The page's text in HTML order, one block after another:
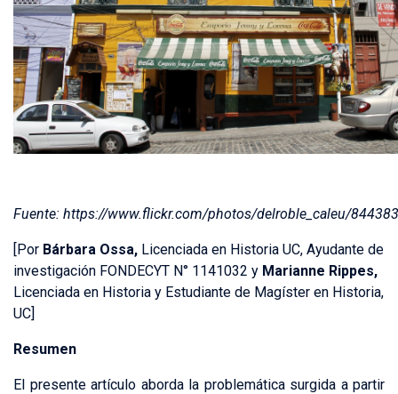
Fuente: https://www.flickr.com/photos/delroble_caleu/
[Por Bárbara Ossa, Licenciada en Historia UC, Ayudante de
investigación FONDECYT N° 1141032 y Marianne Rippes,
Licenciada en Historia y Estudiante de Magíster en Historia,
UC]
Resumen
El presente artículo aborda la problemática surgida a partir